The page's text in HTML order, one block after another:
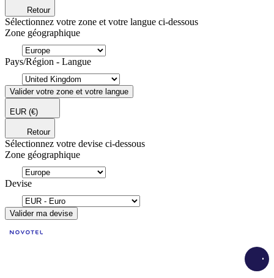
Retour
Sélectionnez votre zone et votre langue ci-dessous
Zone géographique
Pays/Région - Langue
Valider votre zone et votre langue
EUR (€)
Retour
Sélectionnez votre devise ci-dessous
Zone géographique
Devise
Valider ma devise